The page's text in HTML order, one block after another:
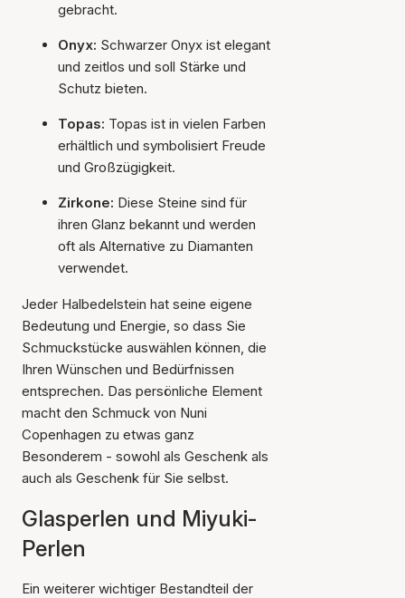
gebracht.
Onyx: Schwarzer Onyx ist elegant
und zeitlos und soll Stärke und
Schutz bieten.
Topas: Topas ist in vielen Farben
erhältlich und symbolisiert Freude
und Großzügigkeit.
Zirkone: Diese Steine sind für
ihren Glanz bekannt und werden
oft als Alternative zu Diamanten
verwendet.
Jeder Halbedelstein hat seine eigene
Bedeutung und Energie, so dass Sie
Schmuckstücke auswählen können, die
Ihren Wünschen und Bedürfnissen
entsprechen. Das persönliche Element
macht den Schmuck von Nuni
Copenhagen zu etwas ganz
Besonderem - sowohl als Geschenk als
auch als Geschenk für Sie selbst.
Glasperlen und Miyuki-
Perlen
Ein weiterer wichtiger Bestandteil der